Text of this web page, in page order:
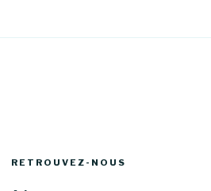
RETROUVEZ-NOUS